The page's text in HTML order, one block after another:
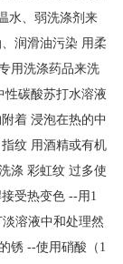
水、弱洗涤剂来
润滑油污染 用柔
用洗涤药品来洗
性碳酸苏打水溶液
着 浸泡在热的中
纹 用酒精或有机
涤 彩虹纹 过多使
受热变色 --用1
溶液中和处理然
锈 --使用硝酸（1